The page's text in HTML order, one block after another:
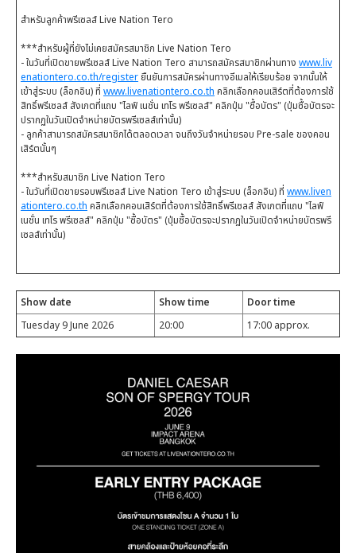
สำหรับลูกค้าพรีเซลส์ Live Nation Tero
***สำหรับผู้ที่ยังไม่เคยสมัครสมาชิก Live Nation Tero
- ในวันที่เปิดขายพรีเซลส์ Live Nation Tero สามารถสมัครสมาชิกผ่านทาง www.liv
enationtero.co.th/register ยืนยันการสมัครผ่านทางอีเมลให้เรียบร้อย จากนั้นให้
เข้าสู่ระบบ (ล็อกอิน) ที่ www.livenationtero.co.th คลิกเลือกคอนเสิร์ตที่ต้องการใช้
สิทธิ์พรีเซลส์ สังเกตที่แถบ "ไลฟ์ เนชั่น เทโร พรีเซลส์" คลิกปุ่ม "ซื้อบัตร" (ปุ่มซื้อบัตรจะ
ปรากฏในวันเปิดจำหน่ายบัตรพรีเซลส์เท่านั้น)
- ลูกค้าสามารถสมัครสมาชิกได้ตลอดเวลา จนถึงวันจำหน่ายรอบ Pre-sale ของคอน
เสิร์ตนั้นๆ
***สำหรับสมาชิก Live Nation Tero
- ในวันที่เปิดขายรอบพรีเซลส์ Live Nation Tero เข้าสู่ระบบ (ล็อกอิน) ที่ www.liven
ationtero.co.th คลิกเลือกคอนเสิร์ตที่ต้องการใช้สิทธิ์พรีเซลส์ สังเกตที่แถบ "ไลฟ์
เนชั่น เทโร พรีเซลส์" คลิกปุ่ม "ซื้อบัตร" (ปุ่มซื้อบัตรจะปรากฏในวันเปิดจำหน่ายบัตรพรี
เซลส์เท่านั้น)
Show date Show time
Door time
Tuesday 9 June 2026
20:00 17:00 approx.